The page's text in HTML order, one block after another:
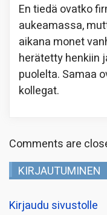
En tiedä ovatko
aukeamassa,
aikana monet
herätetty henkiin
puolelta. Samaa
kollegat.
Comments are
KIRJAUTUMINEN
Kirjaudu sivustolle